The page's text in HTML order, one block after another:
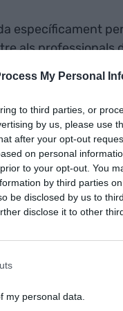
My Personal
to third parties, or
by us, please use
after your opt-out
on personal
to your opt-out. You
by third parties
be disclosed by us to
disclose it to other
my personal data.
específicament
als professionals
i mantenir una
econòmic per als
per als pacients.